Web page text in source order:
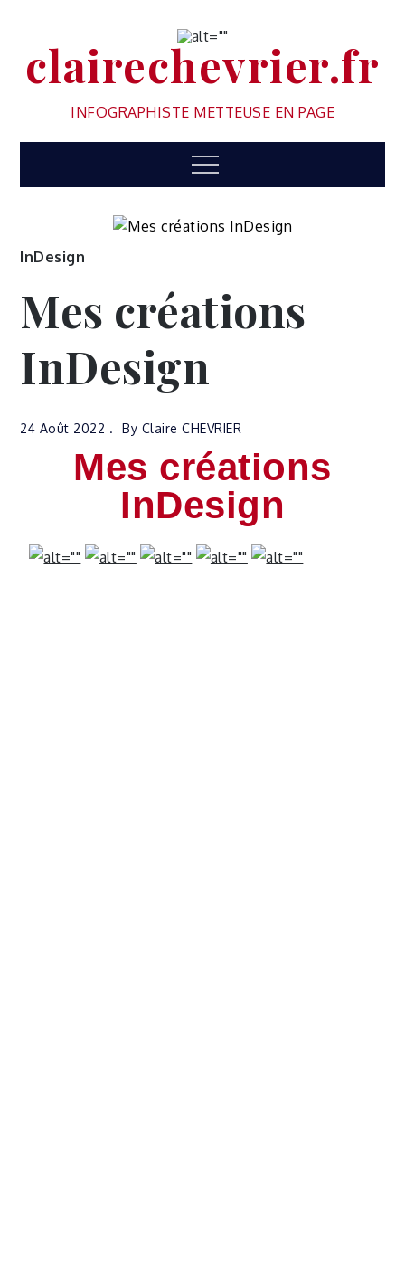
clairechevrier.fr
INFOGRAPHISTE METTEUSE EN PAGE
InDesign
Mes créations
InDesign
24 Août 2022 By Claire CHEVRIER
Mes créations
InDesign